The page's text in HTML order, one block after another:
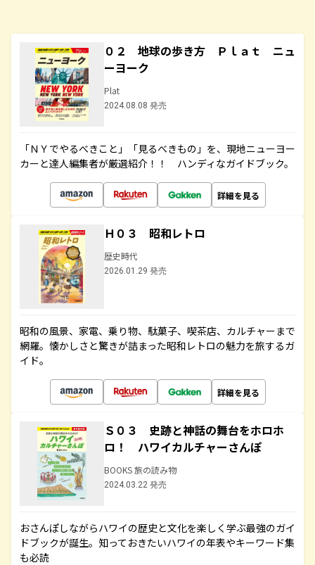
０２ 地球の歩き方 Ｐｌａｔ ニュ
ーヨーク
Plat
2024.08.08 発売
「ＮＹでやるべきこと」「見るべきもの」を、現地ニューヨー
カーと達人編集者が厳選紹介！！ ハンディなガイドブック。
詳細を見る
Ｈ０３ 昭和レトロ
歴史時代
2026.01.29 発売
昭和の風景、家電、乗り物、駄菓子、喫茶店、カルチャーまで
網羅。懐かしさと驚きが詰まった昭和レトロの魅力を旅するガ
イド。
詳細を見る
Ｓ０３ 史跡と神話の舞台をホロホ
ロ！ ハワイカルチャーさんぽ
BOOKS 旅の読み物
2024.03.22 発売
おさんぽしながらハワイの歴史と文化を楽しく学ぶ最強のガイ
ドブックが誕生。知っておきたいハワイの年表やキーワード集
も必読